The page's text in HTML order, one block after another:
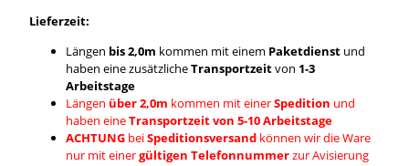
Lieferzeit:
Längen bis 2,0m kommen mit einem Paketdienstund
haben eine zusätzlicheTransportzeitvon 1-3
Arbeitstage
Längen über 2,0m kommen mit einerSpedition und
haben eineTransportzeit von 5-10 Arbeitstage
ACHTUNGbeiSpeditionsversandkönnen wir die Ware
nur mit einergültigen Telefonnummerzur Avisierung